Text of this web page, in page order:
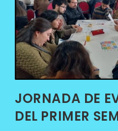
JORNADA DE
DEL PRIMER